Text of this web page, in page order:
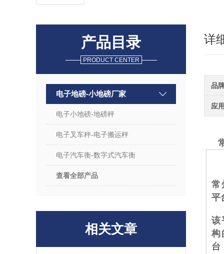
产品目录
PRODUCT CENTER
电子地磅-小地磅厂家
电子小地磅-地磅秤
电子叉车秤-电子搬运秤
电子汽车衡-数字式汽车衡
查看全部产品
相关文章
详
品
应
常
平
该
构
台